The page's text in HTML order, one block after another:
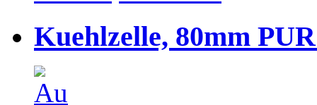
Kuehlzelle, 80mm